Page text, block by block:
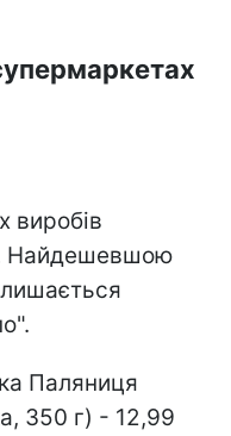
виробів
Найдешевшою
Паляниця
350 г) - 12,99